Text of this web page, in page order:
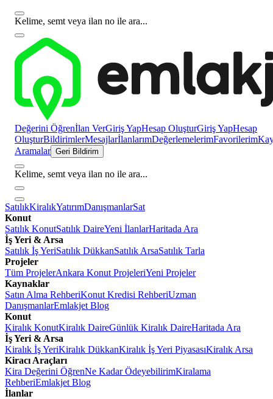
Kelime, semt veya ilan no ile ara...
Değerini Öğrenİlan VerGiriş YapHesap OluşturGiriş YapHesap
OluşturBildirimlerMesajlarİlanlarımDeğerlemelerimFavorilerim
Aramalar Geri Bildirim
Kelime, semt veya ilan no ile ara...
SatılıkKiralıkYatırımDanışmanlarSat
Konut
Satılık KonutSatılık DaireYeni İlanlarHaritada Ara
İş Yeri & Arsa
Satılık İş YeriSatılık DükkanSatılık ArsaSatılık Tarla
Projeler
Tüm ProjelerAnkara Konut ProjeleriYeni Projeler
Kaynaklar
Satın Alma RehberiKonut Kredisi RehberiUzman
DanışmanlarEmlakjet Blog
Konut
Kiralık KonutKiralık DaireGünlük Kiralık DaireHaritada Ara
İş Yeri & Arsa
Kiralık İş YeriKiralık DükkanKiralık İş Yeri PiyasasıKiralık Arsa
Kiracı Araçları
Kira Değerini ÖğrenNe Kadar ÖdeyebilirimKiralama
RehberiEmlakjet Blog
İlanlar